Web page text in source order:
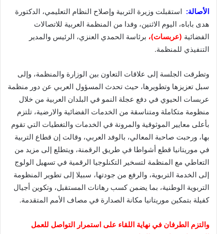
الأصالة: استقبلت وزيرة التربية وإصلاح النظام التعليمي، الدكتورة
هدى باباه، اليوم الاثنين، وفدا من المنظمة العربية للاتصالات
الفضائية (عربسات)، برئاسة الحمدي العنزي، الرئيس والمدير
التنفيذي للمنظمة.
وتطرقت الجلسة إلى علاقات التعاون بين الوزارة والمنظمة، وإلى
سبل تعزيزها وتطويرها، حيث تحدث المسؤول العربي عن دور منظمة
عربسات الحيوي في دفع عجلة النمو في البلدان العربية من خلال
منظومة متكاملة ومتناسقة من الخدمات الفضائية والارضية، تلتزم
بأعلى معايير الموثوقية والمرونة في الخدمات والتغطيات التي تقوم
بها، ورحبت صاحبة المعالي، بالوفد العربي، وقالت إن قطاع التربية
في موريتانيا قطع أشواطا في طريق الرقمنة، ويتطلع إلى مزيد من
التعاطي مع المنظمة لتسخير التكنلوجيا الرقمية في تسهيل الولوج
إلى الخدمة التربوية، والرفع من جودتها، سبيلا إلى تطوير المنظومة
التربوية الوطنية، بما يضمن كسب رهانات المستقبل، وتكوين أجيال
كفيلة بتمكين موريتانيا مكانة الصدارة في مصاف الأمم المتقدمة.
والتزم الطرفان في نهاية اللقاء على استمرار التواصل للعمل